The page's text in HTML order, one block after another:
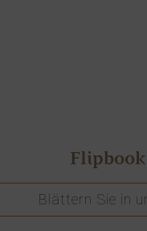
Flipbook
Blättern Sie in